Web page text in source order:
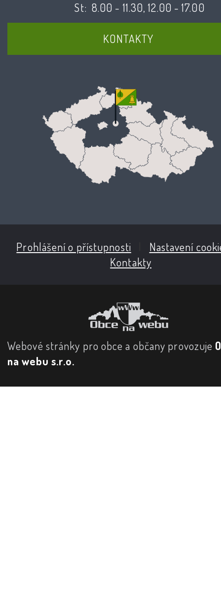
St: 8.00 - 11.30, 12.00 - 17.00
KONTAKTY
Prohlášení o přístupnosti
Nastavení
Kontakty
Webové stránky pro obce a občany provozuje
na webu s.r.o.